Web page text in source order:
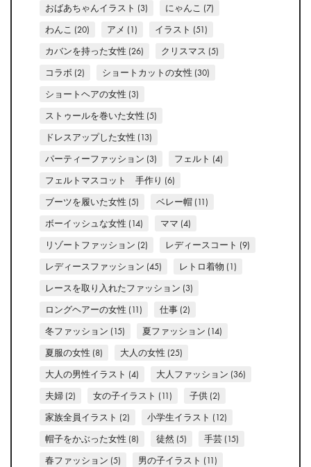
おばあちゃんイラスト (3) にゃんこ (7)
わんこ (20) アメ (1) イラスト (51)
カバンを持った女性 (26) クリスマス (5)
コラボ (2) ショートカットの女性 (30)
ショートヘアの女性 (3)
ストゥールを巻いた女性 (5)
ドレスアップした女性 (13)
パーティーファッション (3) フェルト (4)
フェルトマスコット 手作り (6)
ブーツを履いた女性 (5) ベレー帽 (11)
ボーイッシュな女性 (14) ママ (4)
リゾートファッション (2) レディースコート (9)
レディースファッション (45) レトロ着物 (1)
レースを取り入れたファッション (3)
ロングヘアーの女性 (11) 仕事 (2)
冬ファッション (15) 夏ファッション (14)
夏服の女性 (8) 大人の女性 (25)
大人の男性イラスト (4) 大人ファッション (36)
夫婦 (2) 女の子イラスト (11) 子供 (2)
家族全員イラスト (2) 小学生イラスト (12)
帽子をかぶった女性 (8) 徒然 (5) 手芸 (15)
春ファッション (5) 男の子イラスト (11)